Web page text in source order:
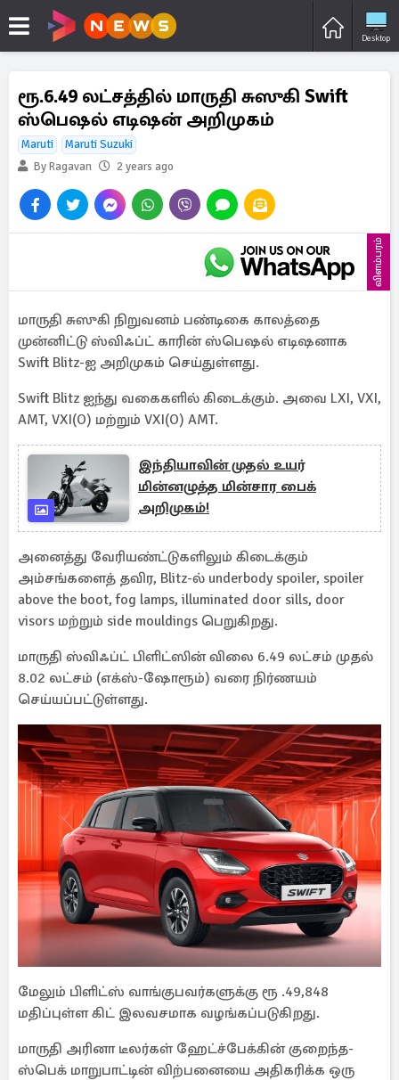
Desktop
ரூ.6.49 லட்சத்தில் மாருதி சுஸுகி Swift
ஸ்பெஷல் எடிஷன் அறிமுகம்
Maruti
Maruti Suzuki
By Ragavan
2 years ago
விளம்பரம்
மாருதி சுஸுகி நிறுவனம் பண்டிகை காலத்தை
முன்னிட்டு ஸ்விஃப்ட் காரின் ஸ்பெஷல் எடிஷனாக
Swift Blitz-ஐ அறிமுகம் செய்துள்ளது.
Swift Blitz ஐந்து வகைகளில் கிடைக்கும். அவை LXI, VXI,
AMT, VXI(O) மற்றும் VXI(O) AMT.
இந்தியாவின் முதல் உயர்
மின்னழுத்த மின்சார பைக்
அறிமுகம்!
அனைத்து வேரியண்ட்டுகளிலும் கிடைக்கும்
அம்சங்களைத் தவிர, Blitz-ல் underbody spoiler, spoiler
above the boot, fog lamps, illuminated door sills, door
visors மற்றும் side mouldings பெறுகிறது.
மாருதி ஸ்விஃப்ட் பிளிட்ஸின் விலை 6.49 லட்சம் முதல்
8.02 லட்சம் (எக்ஸ்-ஷோரூம்) வரை நிர்ணயம்
செய்யப்பட்டுள்ளது.
மேலும் பிளிட்ஸ் வாங்குபவர்களுக்கு ரூ .49,848
மதிப்புள்ள கிட் இலவசமாக வழங்கப்படுகிறது.
மாருதி அரினா டீலர்கள் ஹேட்ச்பேக்கின் குறைந்த-
ஸ்பெக் மாறுபாட்டின் விற்பனையை அதிகரிக்க ஒரு